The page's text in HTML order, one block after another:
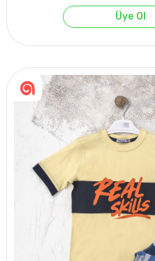
Üye Ol